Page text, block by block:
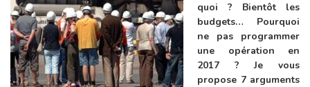
quoi ? Bientôt les
budgets… Pourquoi
ne pas programmer
une opération en
2017 ? Je vous
propose 7 arguments